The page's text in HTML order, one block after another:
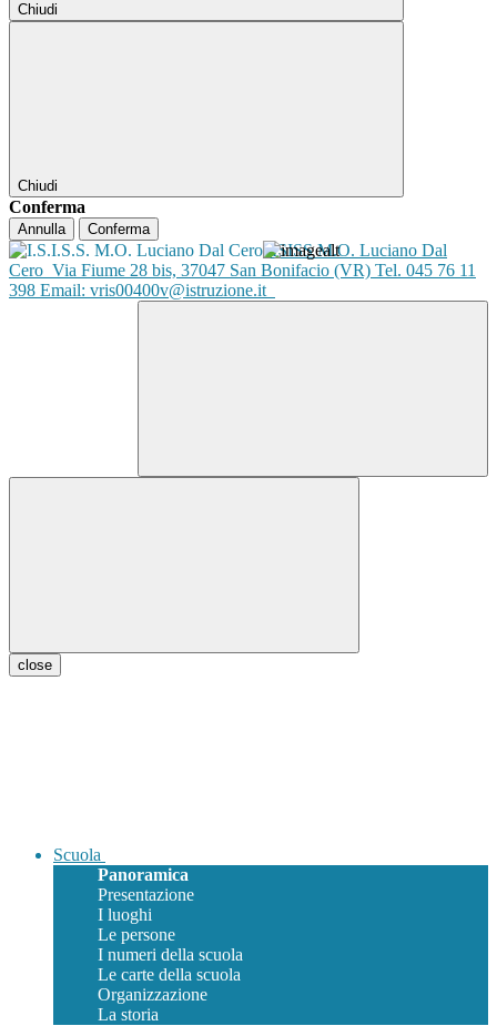
Chiudi
Chiudi
Conferma
Annulla Conferma
ISISS M.O. Luciano Dal
Cero Via Fiume 28 bis, 37047 San Bonifacio (VR) Tel. 045 76 11
398 Email: vris00400v@istruzione.it
close
Scuola
Panoramica
Presentazione
I luoghi
Le persone
I numeri della scuola
Le carte della scuola
Organizzazione
La storia